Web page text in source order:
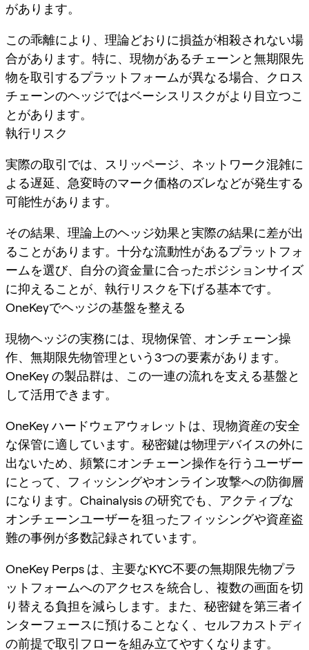
があります。
この乖離により、理論どおりに損益が相殺されない場
合があります。特に、現物があるチェーンと無期限先
物を取引するプラットフォームが異なる場合、クロス
チェーンのヘッジではベーシスリスクがより目立つこ
とがあります。
執行リスク
実際の取引では、スリッページ、ネットワーク混雑に
よる遅延、急変時のマーク価格のズレなどが発生する
可能性があります。
その結果、理論上のヘッジ効果と実際の結果に差が出
ることがあります。十分な流動性があるプラットフォ
ームを選び、自分の資金量に合ったポジションサイズ
に抑えることが、執行リスクを下げる基本です。
OneKeyでヘッジの基盤を整える
現物ヘッジの実務には、現物保管、オンチェーン操
作、無期限先物管理という3つの要素があります。
OneKey の製品群は、この一連の流れを支える基盤と
して活用できます。
OneKey ハードウェアウォレットは、現物資産の安全
な保管に適しています。秘密鍵は物理デバイスの外に
出ないため、頻繁にオンチェーン操作を行うユーザー
にとって、フィッシングやオンライン攻撃への防御層
になります。Chainalysis の研究でも、アクティブな
オンチェーンユーザーを狙ったフィッシングや資産盗
難の事例が多数記録されています。
OneKey Perps は、主要なKYC不要の無期限先物プラ
ットフォームへのアクセスを統合し、複数の画面を切
り替える負担を減らします。また、秘密鍵を第三者イ
ンターフェースに預けることなく、セルフカストディ
の前提で取引フローを組み立てやすくなります。